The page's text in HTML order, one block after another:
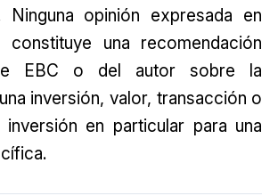
Ninguna opinión expresada en
constituye una recomendación
EBC o del autor sobre la
inversión, valor, transacción o
en particular para una